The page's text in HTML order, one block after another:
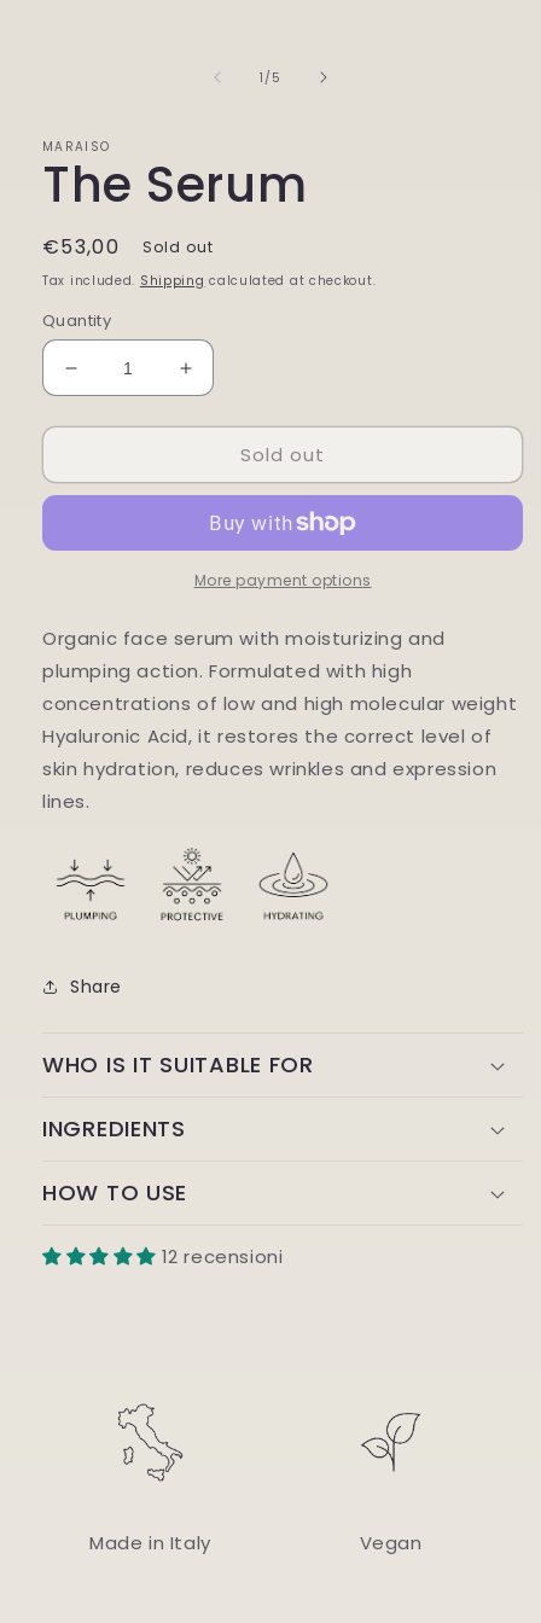
1 /of
5
MARAISO
The Serum
Regular
price
€53,00 Sold out
Tax included. Shipping calculated at checkout.
Quantity
Decrease
quantity
for
Serum
Increase
quantity
for
Serum
Sold out
More payment options
Organic face serum with moisturizing and
plumping action. Formulated with high
concentrations of low and high molecular weight
Hyaluronic Acid, it restores the correct level of
skin hydration, reduces wrinkles and expression
lines.
Share
WHO IS IT SUITABLE FOR
INGREDIENTS
HOW TO USE
12 recensioni
Made in Italy Vegan